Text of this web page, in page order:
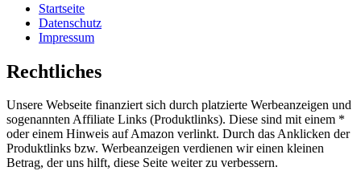
Startseite
Datenschutz
Impressum
Rechtliches
Unsere Webseite finanziert sich durch platzierte Werbeanzeigen und
sogenannten Affiliate Links (Produktlinks). Diese sind mit einem *
oder einem Hinweis auf Amazon verlinkt. Durch das Anklicken der
Produktlinks bzw. Werbeanzeigen verdienen wir einen kleinen
Betrag, der uns hilft, diese Seite weiter zu verbessern.